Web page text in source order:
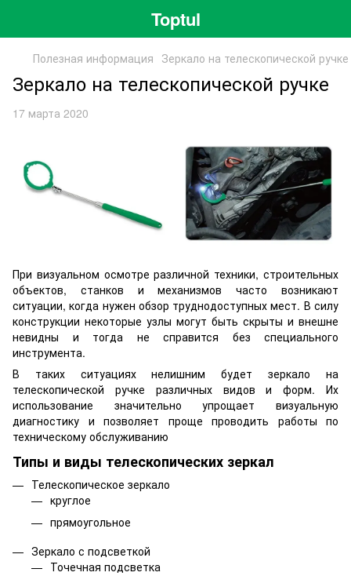
Toptul
Полезная информация Зеркало на телескопической ручке
Зеркало на телескопической ручке
17 марта 2020
При визуальном осмотре различной техники, строительных
объектов, станков и механизмов часто возникают
ситуации, когда нужен обзор труднодоступных мест. В силу
конструкции некоторые узлы могут быть скрыты и внешне
невидны и тогда не справится без специального
инструмента.
В таких ситуациях нелишним будет зеркало на
телескопической ручке различных видов и форм. Их
использование значительно упрощает визуальную
диагностику и позволяет проще проводить работы по
техническому обслуживанию
Типы и виды телескопических зеркал
Телескопическое зеркало
круглое
прямоугольное
Зеркало с подсветкой
Точечная подсветка